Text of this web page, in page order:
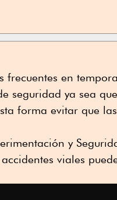
frecuentes en
seguridad ya sea
forma evitar que
y
viales